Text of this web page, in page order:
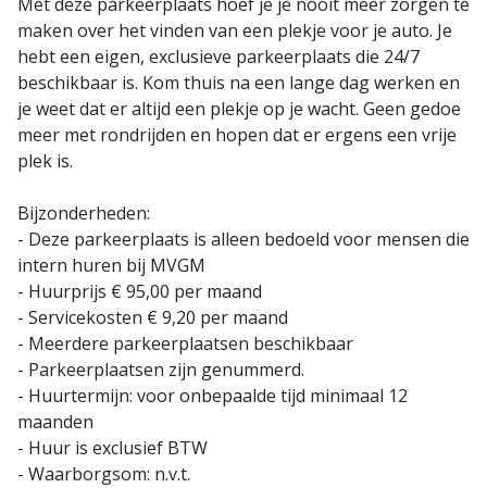
maken over het vinden van een plekje voor je auto. Je
hebt een eigen, exclusieve parkeerplaats die 24/7
beschikbaar is. Kom thuis na een lange dag werken en
je weet dat er altijd een plekje op je wacht. Geen gedoe
meer met rondrijden en hopen dat er ergens een vrije
plek is.
Bijzonderheden:
- Deze parkeerplaats is alleen bedoeld voor mensen die
intern huren bij MVGM
- Huurprijs € 95,00 per maand
- Servicekosten € 9,20 per maand
- Meerdere parkeerplaatsen beschikbaar
- Parkeerplaatsen zijn genummerd.
- Huurtermijn: voor onbepaalde tijd minimaal 12
maanden
- Huur is exclusief BTW
- Waarborgsom: n.v.t.